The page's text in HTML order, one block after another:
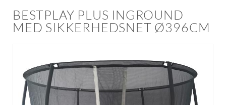
BESTPLAY PLUS INGROUND
MED SIKKERHEDSNET Ø396CM